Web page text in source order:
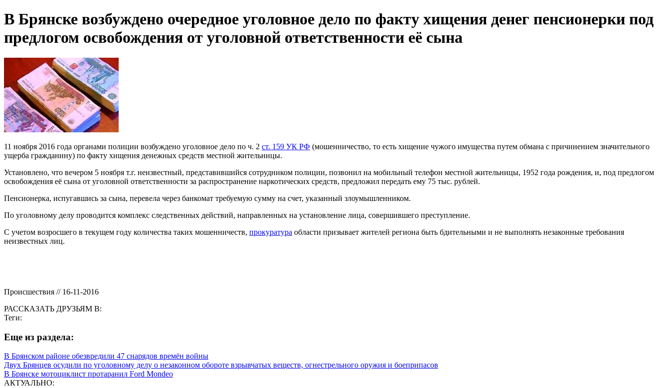
В Брянске возбуждено очередное уголовное дело по факту хищения денег пенсионерки под
предлогом освобождения от уголовной ответственности её сына
11 ноября 2016 года органами полиции возбуждено уголовное дело по ч. 2 ст. 159 УК РФ (мошенничество, то есть хищение чужого имущества путем обмана с причинением значительного
ущерба гражданину) по факту хищения денежных средств местной жительницы.
Установлено, что вечером 5 ноября т.г. неизвестный, представившийся сотрудником полиции, позвонил на мобильный телефон местной жительницы, 1952 года рождения, и, под предлогом
освобождения её сына от уголовной ответственности за распространение наркотических средств, предложил передать ему 75 тыс. рублей.
Пенсионерка, испугавшись за сына, перевела через банкомат требуемую сумму на счет, указанный злоумышленником.
По уголовному делу проводится комплекс следственных действий, направленных на установление лица, совершившего преступление.
С учетом возросшего в текущем году количества таких мошенничеств, прокуратура области призывает жителей региона быть бдительными и не выполнять незаконные требования
неизвестных лиц.
Происшествия // 16-11-2016
РАССКАЗАТЬ ДРУЗЬЯМ В:
Теги:
Eще из раздела:
В Брянском районе обезвредили 47 снарядов времён войны
Двух Брянцев осудили по уголовному делу о незаконном обороте взрывчатых веществ, огнестрельного оружия и боеприпасов
В Брянске мотоциклист протаранил Ford Mondeo
АКТУАЛЬНО: